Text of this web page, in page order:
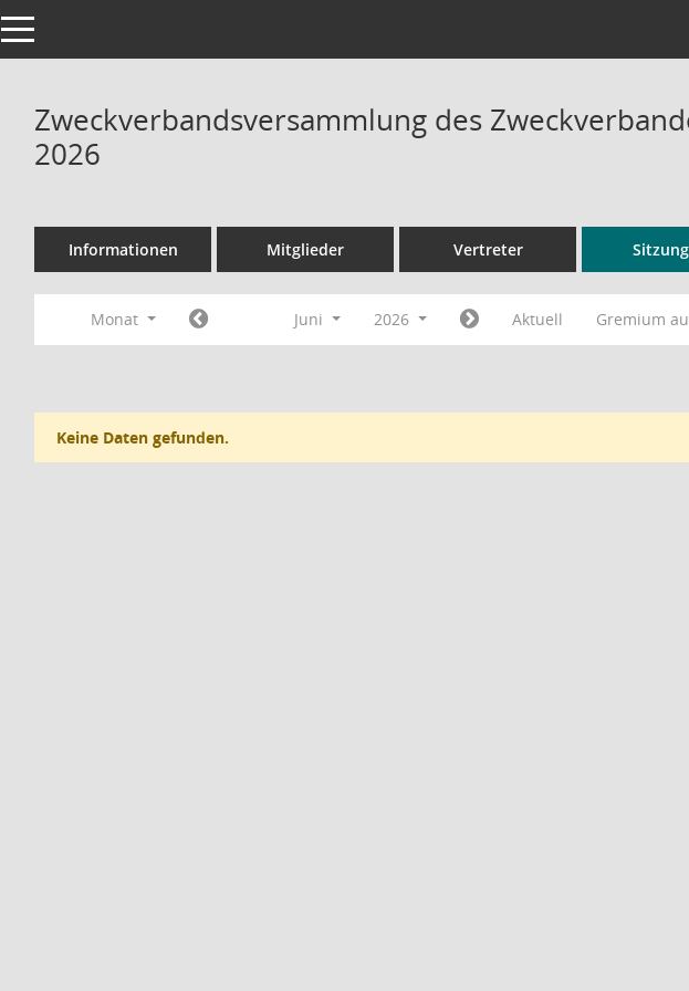
Toggle navigation
Zweckverbandsversammlung des
2026
Informationen Mitglieder Vertreter
Monat Juni 2026 Aktuell Gremium
Keine Daten gefunden.